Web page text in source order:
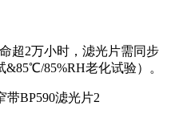
超2万小时，滤光片需同步
85%RH老化试验）。